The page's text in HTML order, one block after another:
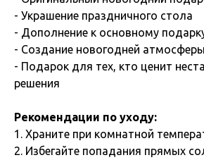
- Украшение праздничного стола
- Дополнение к основному
- Создание новогодней
- Подарок для тех, кто ценит
решения
Рекомендации по уходу:
1. Храните при комнатной
2. Избегайте попадания прямых